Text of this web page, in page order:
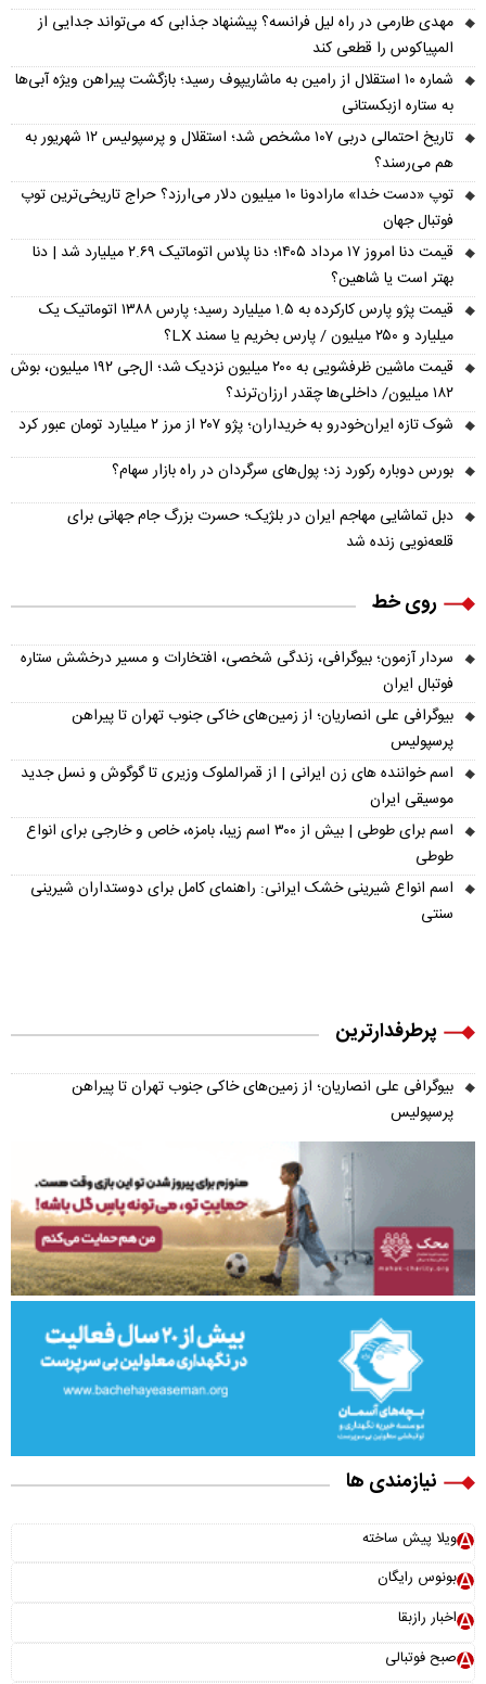
مهدی طارمی در راه لیل فرانسه؟ پیشنهاد جذابی که می‌تواند جدایی از
المپیاکوس را قطعی کند
شماره ۱۰ استقلال از رامین به ماشاریپوف رسید؛ بازگشت پیراهن ویژه آبی‌ها
به ستاره ازبکستانی
تاریخ احتمالی دربی ۱۰۷ مشخص شد؛ استقلال و پرسپولیس ۱۲ شهریور به
هم می‌رسند؟
توپ «دست خدا» مارادونا ۱۰ میلیون دلار می‌ارزد؟ حراج تاریخی‌ترین توپ
فوتبال جهان
قیمت دنا امروز ۱۷ مرداد ۱۴۰۵؛ دنا پلاس اتوماتیک ۲.۶۹ میلیارد شد | دنا
بهتر است یا شاهین؟
قیمت پژو پارس کارکرده به ۱.۵ میلیارد رسید؛ پارس ۱۳۸۸ اتوماتیک یک
میلیارد و ۲۵۰ میلیون / پارس بخریم یا سمند LX؟
قیمت ماشین ظرفشویی به ۲۰۰ میلیون نزدیک شد؛ ال‌جی ۱۹۲ میلیون، بوش
۱۸۲ میلیون/ داخلی‌ها چقدر ارزان‌ترند؟
شوک تازه ایران‌خودرو به خریداران؛ پژو ۲۰۷ از مرز ۲ میلیارد تومان عبور کرد
بورس دوباره رکورد زد؛ پول‌های سرگردان در راه بازار سهام؟
دبل تماشایی مهاجم ایران در بلژیک؛ حسرت بزرگ جام جهانی برای
قلعه‌نویی زنده شد
روی خط
سردار آزمون؛ بیوگرافی، زندگی شخصی، افتخارات و مسیر درخشش ستاره
فوتبال ایران
بیوگرافی علی انصاریان؛ از زمین‌های خاکی جنوب تهران تا پیراهن
پرسپولیس
اسم خواننده های زن ایرانی | از قمرالملوک وزیری تا گوگوش و نسل جدید
موسیقی ایران
اسم برای طوطی | بیش از ۳۰۰ اسم زیبا، بامزه، خاص و خارجی برای انواع
طوطی
اسم انواع شیرینی خشک ایرانی: راهنمای کامل برای دوستداران شیرینی
سنتی
پرطرفدارترین
بیوگرافی علی انصاریان؛ از زمین‌های خاکی جنوب تهران تا پیراهن
پرسپولیس
نیازمندی ها
ویلا پیش ساخته
بونوس رایگان
اخبار رازبقا
صبح فوتبالی